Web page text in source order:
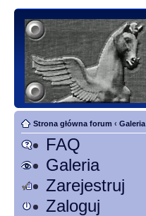
Strona główna forum ‹ Galeria
FAQ
Galeria
Zarejestruj
Zaloguj